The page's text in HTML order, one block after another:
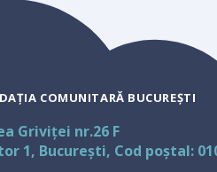
COMUNITARĂ BUCUREȘTI
Griviței nr.26 F
1, București, Cod poștal: